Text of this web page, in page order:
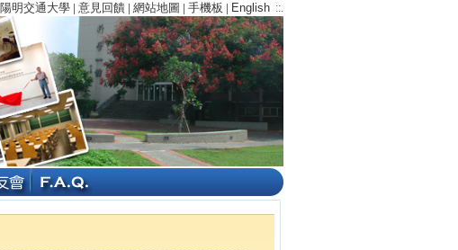
陽明交通大學| 意見回饋| 網站地圖 手機板 English::.